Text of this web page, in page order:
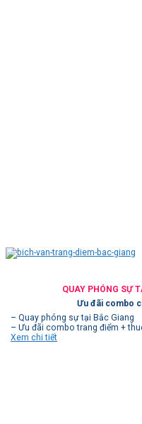
QUAY PHÓNG SỰ
Ưu đãi combo
– Quay phóng sự tại Bắc Giang
– Ưu đãi combo trang điểm +
Xem chi tiết